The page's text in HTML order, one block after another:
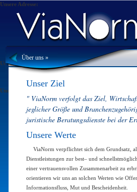
Über uns »
Unsere Adresse:
ViaNorm Managementberatung AG
Caferaga Mh. Albay Faik Sozdener Cd.
Cetintas Is Merkezi No:17 Kat:2/B
Unsere Telefonnummer:
Unsere Faxnummer:
(+90 216) 338 09 18
Unser Ziel
" ViaNorm verfolgt das Ziel,
jeglicher Größe und
juristische Beratungsdienste bei der
Unsere Werte
ViaNorm verpflichtet sich dem Grundsatz,
Dienstleistungen zur best– und
einer vertrauensvollen Zusammenarbeit zu
orientieren wir uns an solchen Werten wie
Informationsfluss, Mut und Bescheidenheit.
ViaNorm Managementberatung AG @2010 Alle